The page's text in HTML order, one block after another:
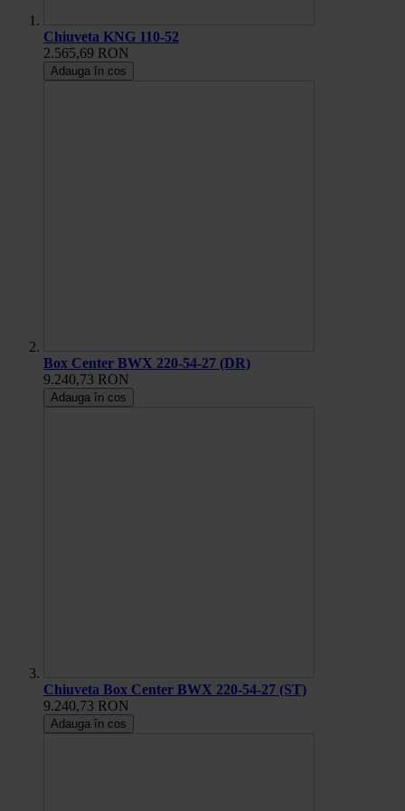
Chiuveta KNG 110-52
2.565,69 RON
Adauga în cos
Box Center BWX 220-54-27 (DR)
9.240,73 RON
Adauga în cos
Chiuveta Box Center BWX 220-54-27 (ST)
9.240,73 RON
Adauga în cos